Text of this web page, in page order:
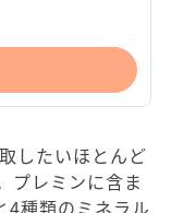
したいほとんど
プレミンに含ま
4種類のミネラル